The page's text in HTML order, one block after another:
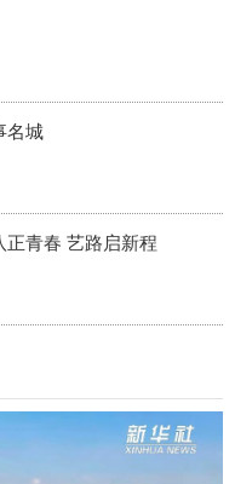
名城
青春 艺路启新程